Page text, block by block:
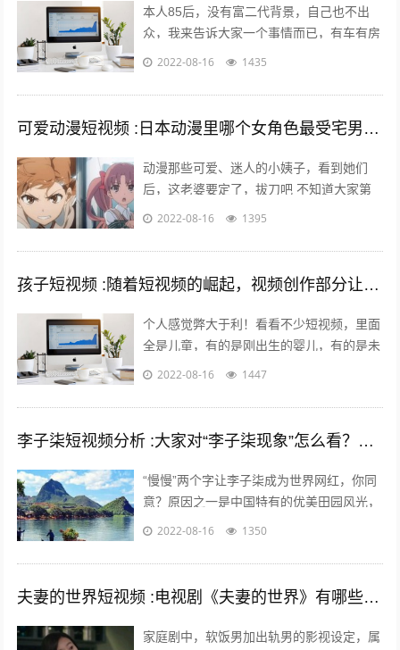
本人85后，没有富二代背景，自己也不出
众，我来告诉大家一个事情而已，有车有房
其实不难，你努力一样可以拥有，不过家里
2022-08-16 1435
可爱动漫短视频 :日本动漫里哪个女角色最受宅男们的喜爱欢迎？
动漫那些可爱、迷人的小姨子，看到她们
后，这老婆要定了，拔刀吧 不知道大家第
一次接触动漫是什么时候，绝大多数的老漫
吧...
2022-08-16 1395
孩子短视频 :随着短视频的崛起，视频创作部分让儿童入境，这对孩子是否有利？
个人感觉弊大于利！看看不少短视频，里面
全是儿童，有的是刚出生的婴儿，有的是未
上幼儿园的幼儿，有的是幼儿园的孩子，还
2022-08-16 1447
李子柒短视频分析 :大家对“李子柒现象”怎么看？她成功的背后原因是什么？
“慢慢”两个字让李子柒成为世界网红，你同
意？原因之一是中国特有的优美田园风光，
慢慢出现。二是历史悠久的中国农耕生活，
2022-08-16 1350
夫妻的世界短视频 :电视剧《夫妻的世界》有哪些槽点？
家庭剧中，软饭男加出轨男的影视设定，属